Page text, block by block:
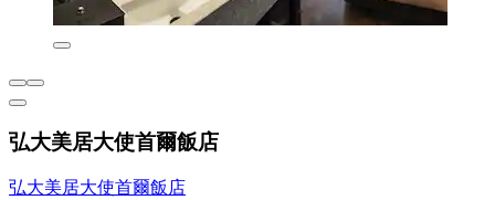
弘大美居大使首爾飯店
弘大美居大使首爾飯店